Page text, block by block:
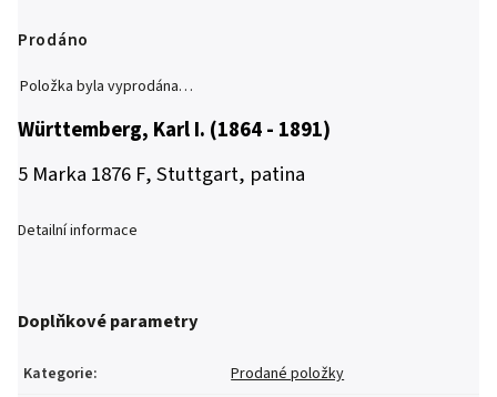
Prodáno
Položka byla vyprodána…
Württemberg, Karl I. (1864 - 1891)
5 Marka 1876 F, Stuttgart, patina
Detailní informace
Doplňkové parametry
Kategorie:
Prodané položky